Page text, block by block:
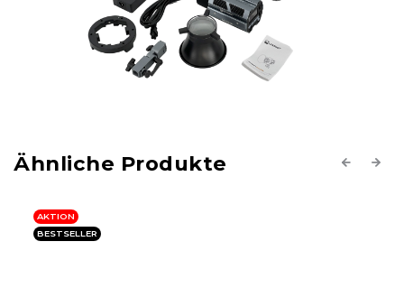
Previous
AKTION
BESTSELLER
Next